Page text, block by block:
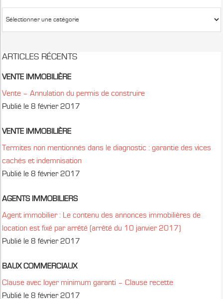
ARTICLES RÉCENTS
VENTE IMMOBILIÈRE
Vente – Annulation du permis de construire
Publié le 8 février 2017
VENTE IMMOBILIÈRE
Termites non mentionnés dans le diagnostic : garantie des vices
cachés et indemnisation
Publié le 8 février 2017
AGENTS IMMOBILIERS
Agent immobilier : Le contenu des annonces immobilières de
location est fixé par arrêté (arrêté du 10 janvier 2017)
Publié le 8 février 2017
BAUX COMMERCIAUX
Clause avec loyer minimum garanti – Clause recette
Publié le 8 février 2017